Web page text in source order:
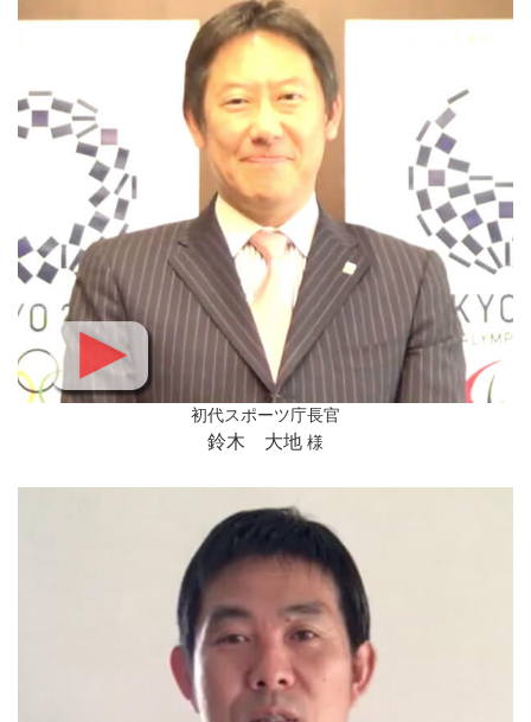
初代スポーツ庁長官
鈴木 大地 様